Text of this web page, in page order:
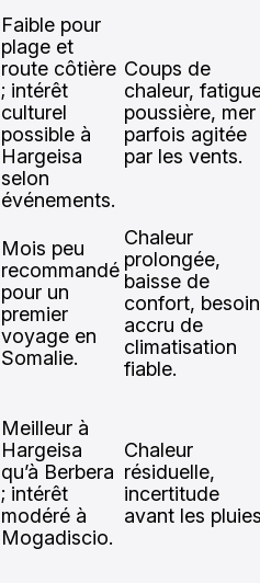
Faible pour
plage et
route côtière
; intérêt
culturel
possible à
Hargeisa
selon
événements.
Coups de
chaleur,
poussière, mer
parfois agitée
par les vents.
Mois peu
recommandé
pour un
premier
voyage en
Somalie.
Chaleur
prolongée,
baisse de
confort, besoin
accru de
climatisation
fiable.
Meilleur à
Hargeisa
qu’à Berbera
; intérêt
modéré à
Mogadiscio.
Chaleur
résiduelle,
incertitude
avant les